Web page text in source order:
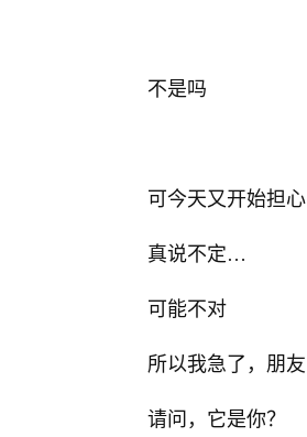
不是吗
可今天又开始担心
真说不定…
可能不对
所以我急了，朋友
请问，它是你？